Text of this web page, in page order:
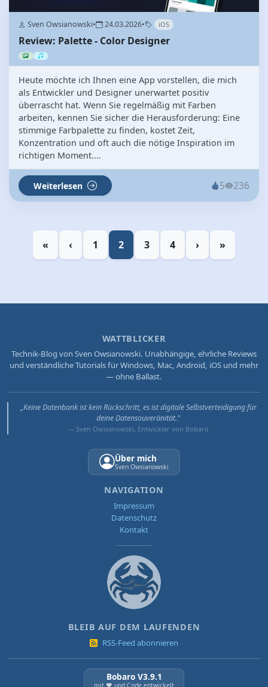
Sven Owsianowski• 24.03.2026• iOS
Review: Palette - Color Designer
Heute möchte ich Ihnen eine App vorstellen, die mich
als Entwickler und Designer unerwartet positiv
überrascht hat. Wenn Sie regelmäßig mit Farben
arbeiten, kennen Sie sicher die Herausforderung: Eine
stimmige Farbpalette zu finden, kostet Zeit,
Konzentration und oft auch die nötige Inspiration im
richtigen Moment....
Weiterlesen 5 236
« ‹ 1 2 3 4 › »
WATTBLICKER
Technik-Blog von Sven Owsianowski. Unabhängige, ehrliche Reviews
und verständliche Tutorials für Windows, Mac, Android, iOS und mehr
— ohne Ballast.
„Keine Datenbank ist kein Rückschritt, es ist digitale Selbstverteidigung für
deine Datensouveränität."
— Sven Owsianowski, Entwickler von Bobaro
Über mich
Sven Owsianowski
NAVIGATION
Impressum
Datenschutz
Kontakt
BLEIB AUF DEM LAUFENDEN
RSS-Feed abonnieren
Bobaro V3.9.1